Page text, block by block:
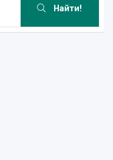
Найти!